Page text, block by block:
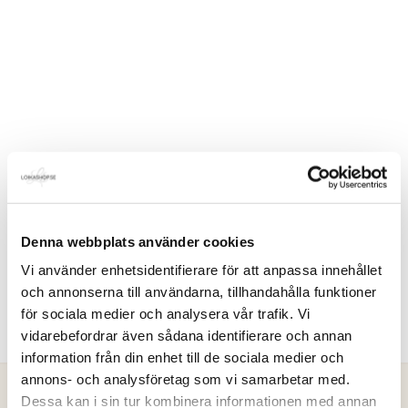
Denna webbplats använder cookies
Vi använder enhetsidentifierare för att anpassa innehållet
och annonserna till användarna, tillhandahålla funktioner
för sociala medier och analysera vår trafik. Vi
vidarebefordrar även sådana identifierare och annan
information från din enhet till de sociala medier och
annons- och analysföretag som vi samarbetar med.
Dessa kan i sin tur kombinera informationen med annan